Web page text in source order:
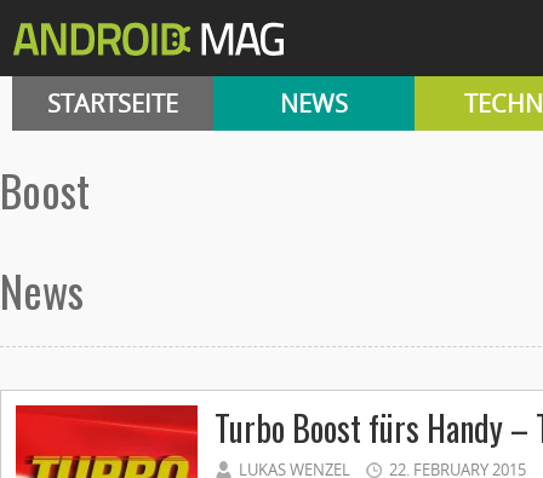
STARTSEITE NEWS
boost
News
Turbo Boost fürs Handy –
LUKAS WENZEL 22. FEBRUARY 2015